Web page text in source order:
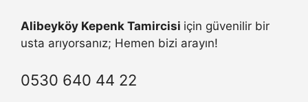
Alibeyköy Kepenk Tamircisi için güvenilir bir
usta arıyorsanız; Hemen bizi arayın!
0530 640 44 22